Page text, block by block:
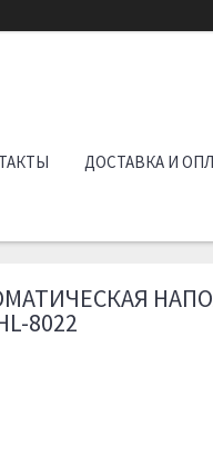
ДОСТАВКА И
8022